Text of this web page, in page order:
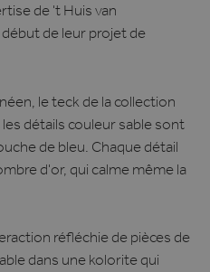
de 't Huis van
de leur projet de
le teck de la collection
détails couleur sable sont
de bleu. Chaque détail
d'or, qui calme même la
réfléchie de pièces de
dans une kolorite qui